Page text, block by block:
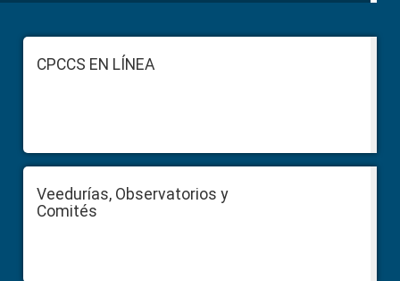
FooterCPCCS EN LÍNEA
Veedurías, Observatorios y
Comités